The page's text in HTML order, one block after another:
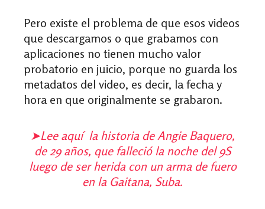
Pero existe el problema de que esos videos
que descargamos o que grabamos con
aplicaciones no tienen mucho valor
probatorio en juicio, porque no guarda los
metadatos del video, es decir, la fecha y
hora en que originalmente se grabaron.
➤Lee aquí la historia de Angie Baquero,
de 29 años, que falleció la noche del 9S
luego de ser herida con un arma de fuero
en la Gaitana, Suba.